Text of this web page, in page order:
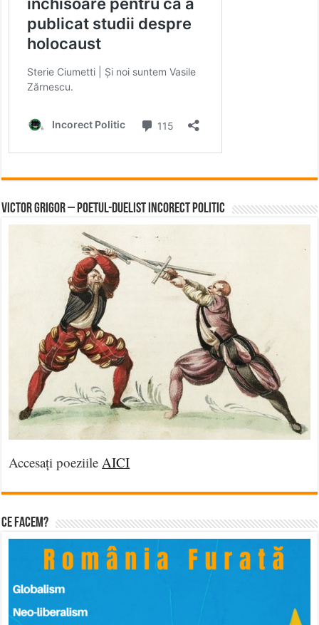
Victor Grigor – Poetul-Duelist Incorect Politic
Accesați poeziile AICI
Ce facem?